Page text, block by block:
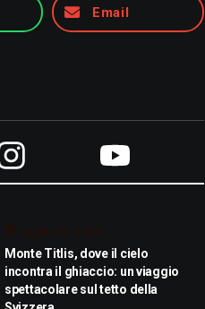
Email
Luglio 29, 2026
Monte Titlis, dove il cielo
incontra il ghiaccio: un viaggio
spettacolare sul tetto della